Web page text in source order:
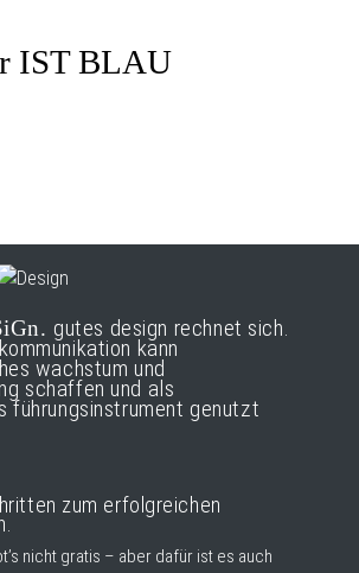
IST BLAU
gutes design rechnet sich.
kann
wachstum und
schaffen und als
führungsinstrument genutzt
zum erfolgreichen
nicht gratis – aber dafür ist es auch